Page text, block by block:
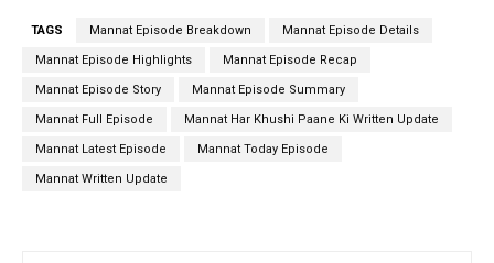
TAGS Mannat Episode Breakdown Mannat Episode Details
Mannat Episode Highlights Mannat Episode Recap
Mannat Episode Story Mannat Episode Summary
Mannat Full Episode Mannat Har Khushi Paane Ki Written Update
Mannat Latest Episode Mannat Today Episode
Mannat Written Update